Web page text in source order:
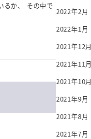
るか、 その中で
2022年2月
2022年1月
2021年12月
2021年11月
2021年10月
2021年9月
2021年8月
2021年7月